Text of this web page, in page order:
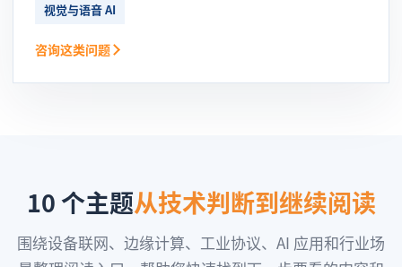
视觉与语音 AI
咨询这类问题
10 个主题从技术判断到继续阅读
围绕设备联网、边缘计算、工业协议、AI 应用和行业场